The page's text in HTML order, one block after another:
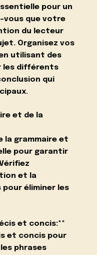
pour un
vous que votre
du lecteur
Organisez vos
utilisant des
les différents
qui
et de la
la grammaire et
pour garantir
et la
éliminer les
et concis:**
et concis pour
phrases